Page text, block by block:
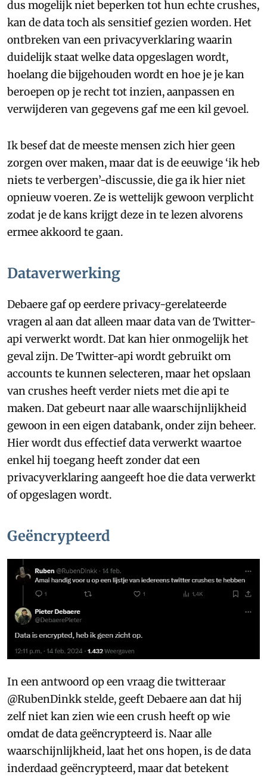
dus mogelijk niet beperken tot hun echte crushes,
kan de data toch als sensitief gezien worden. Het
ontbreken van een privacyverklaring waarin
duidelijk staat welke data opgeslagen wordt,
hoelang die bijgehouden wordt en hoe je je kan
beroepen op je recht tot inzien, aanpassen en
verwijderen van gegevens gaf me een kil gevoel.
Ik besef dat de meeste mensen zich hier geen
zorgen over maken, maar dat is de eeuwige ‘ik heb
niets te verbergen’-discussie, die ga ik hier niet
opnieuw voeren. Ze is wettelijk gewoon verplicht
zodat je de kans krijgt deze in te lezen alvorens
ermee akkoord te gaan.
Dataverwerking
Debaere gaf op eerdere privacy-gerelateerde
vragen al aan dat alleen maar data van de Twitter-
api verwerkt wordt. Dat kan hier onmogelijk het
geval zijn. De Twitter-api wordt gebruikt om
accounts te kunnen selecteren, maar het opslaan
van crushes heeft verder niets met die api te
maken. Dat gebeurt naar alle waarschijnlijkheid
gewoon in een eigen databank, onder zijn beheer.
Hier wordt dus effectief data verwerkt waartoe
enkel hij toegang heeft zonder dat een
privacyverklaring aangeeft hoe die data verwerkt
of opgeslagen wordt.
Geëncrypteerd
In een antwoord op een vraag die twitteraar
@RubenDinkk stelde, geeft Debaere aan dat hij
zelf niet kan zien wie een crush heeft op wie
omdat de data geëncrypteerd is. Naar alle
waarschijnlijkheid, laat het ons hopen, is de data
inderdaad geëncrypteerd, maar dat betekent